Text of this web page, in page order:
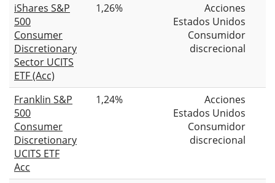
iShares S&P
500
Consumer
Discretionary
Sector UCITS
ETF (Acc)
1,26%
Acciones
Estados Unidos
Consumidor
discrecional
Franklin S&P
500
Consumer
Discretionary
UCITS ETF
Acc
1,24%
Acciones
Estados Unidos
Consumidor
discrecional